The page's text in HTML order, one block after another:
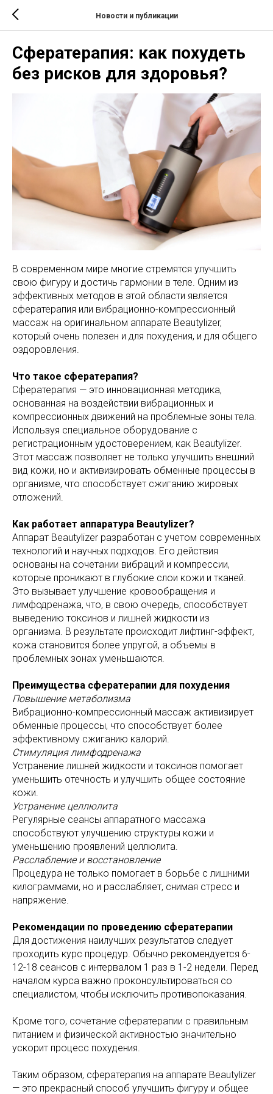
Новости и публикации
Сфератерапия: как похудеть
без рисков для здоровья?
В современном мире многие стремятся улучшить
свою фигуру и достичь гармонии в теле. Одним из
эффективных методов в этой области является
сфератерапия или вибрационно-компрессионный
массаж на оригинальном аппарате Beautylizer,
который очень полезен и для похудения, и для общего
оздоровления.
Что такое сфератерапия?
Сфератерапия — это инновационная методика,
основанная на воздействии вибрационных и
компрессионных движений на проблемные зоны тела.
Используя специальное оборудование с
регистрационным удостоверением, как Beautylizer.
Этот массаж позволяет не только улучшить внешний
вид кожи, но и активизировать обменные процессы в
организме, что способствует сжиганию жировых
отложений.
Как работает аппаратура Beautylizer?
Аппарат Beautylizer разработан с учетом современных
технологий и научных подходов. Его действия
основаны на сочетании вибраций и компрессии,
которые проникают в глубокие слои кожи и тканей.
Это вызывает улучшение кровообращения и
лимфодренажа, что, в свою очередь, способствует
выведению токсинов и лишней жидкости из
организма. В результате происходит лифтинг-эффект,
кожа становится более упругой, а объемы в
проблемных зонах уменьшаются.
Преимущества сфератерапии для похудения
Повышение метаболизма
Вибрационно-компрессионный массаж активизирует
обменные процессы, что способствует более
эффективному сжиганию калорий.
Стимуляция лимфодренажа
Устранение лишней жидкости и токсинов помогает
уменьшить отечность и улучшить общее состояние
кожи.
Устранение целлюлита
Регулярные сеансы аппаратного массажа
способствуют улучшению структуры кожи и
уменьшению проявлений целлюлита.
Расслабление и восстановление
Процедура не только помогает в борьбе с лишними
килограммами, но и расслабляет, снимая стресс и
напряжение.
Рекомендации по проведению сфератерапии
Для достижения наилучших результатов следует
проходить курс процедур. Обычно рекомендуется 6-
12-18 сеансов с интервалом 1 раз в 1-2 недели. Перед
началом курса важно проконсультироваться со
специалистом, чтобы исключить противопоказания.
Кроме того, сочетание сфератерапии с правильным
питанием и физической активностью значительно
ускорит процесс похудения.
Таким образом, сфератерапия на аппарате Beautylizer
— это прекрасный способ улучшить фигуру и общее